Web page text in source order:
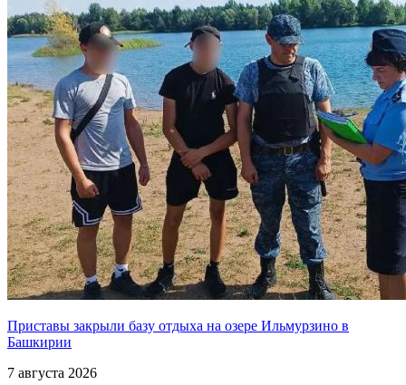
Приставы закрыли базу отдыха на озере Ильмурзино в
Башкирии
7 августа 2026